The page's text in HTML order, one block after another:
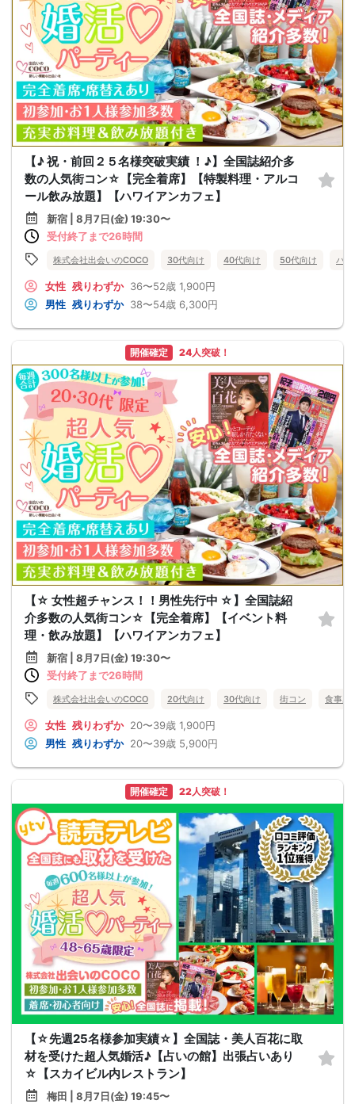
【♪ 祝・前回２５名様突破実績 ！♪】全国誌紹介多
数の人気街コン☆【完全着席】【特製料理・アルコ
ール飲み放題】【ハワイアンカフェ】
新宿 | 8月7日(金) 19:30〜
受付終了まで26時間
株式会社出会いのCOCO 30代向け 40代向け 50代向け バ
女性 残りわずか 36〜52歳 1,900円
男性 残りわずか 38〜54歳 6,300円
開催確定 24人突破！
【☆ 女性超チャンス！！男性先行中 ☆】全国誌紹
介多数の人気街コン☆【完全着席】【イベント料
理・飲み放題】【ハワイアンカフェ】
新宿 | 8月7日(金) 19:30〜
受付終了まで26時間
株式会社出会いのCOCO 20代向け 30代向け 街コン 食事あ
女性 残りわずか 20〜39歳 1,900円
男性 残りわずか 20〜39歳 5,900円
開催確定 22人突破！
【☆先週25名様参加実績☆】全国誌・美人百花に取
材を受けた超人気婚活♪【占いの館】出張占いあり
☆【スカイビル内レストラン】
梅田 | 8月7日(金) 19:45〜